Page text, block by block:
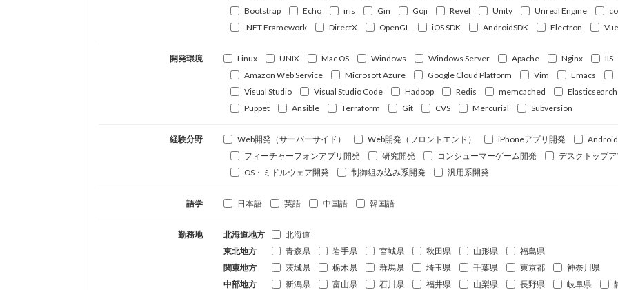
Bootstrap
Echo iris Gin Goji Revel Unity Unreal Engine
.NET Framework
DirectX OpenGL iOS SDK AndroidSDK Electron
開発環境 Linux UNIX Mac OS Windows Windows Server Apache Nginx
IIS
Amazon Web Service
Microsoft Azure Google Cloud Platform Vim Emacs
Visual Studio
Visual Studio Code Hadoop Redis memcached Elasticsearch
Puppet
Ansible Terraform Git CVS Mercurial Subversion
経験分野 Web開発（サーバーサイド） Web開発（フロントエンド） iPhoneアプリ開発
フィーチャーフォンアプリ開発
研究開発 コンシューマーゲーム開発
デスクトップ
OS・ミドルウェア開発
制御組み込み系開発 汎用系開発
語学 日本語 英語 中国語 韓国語
勤務地 北海道地方
北海道
東北地方
青森県 岩手県 宮城県 秋田県 山形県
福島県
関東地方
茨城県 栃木県 群馬県 埼玉県 千葉県 東京都
神奈川県
中部地方
新潟県 富山県 石川県 福井県 山梨県 長野県 岐阜県